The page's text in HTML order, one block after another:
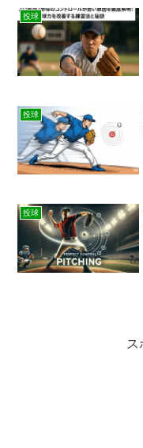
投球
投球
投球
ス